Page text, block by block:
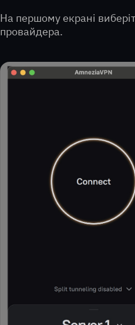
На першому екрані
провайдера.